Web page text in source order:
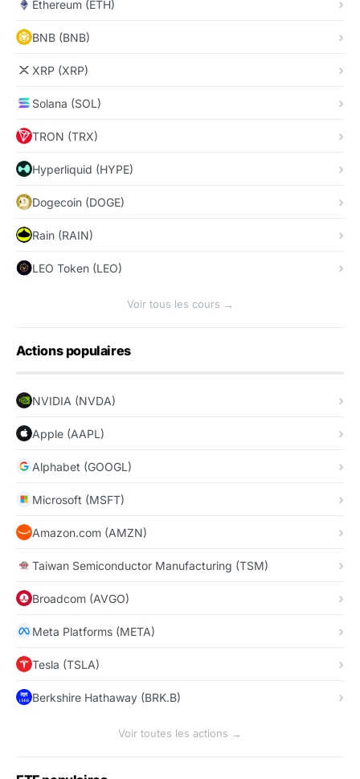
Ethereum (ETH)
BNB (BNB)
XRP (XRP)
Solana (SOL)
TRON (TRX)
Hyperliquid (HYPE)
Dogecoin (DOGE)
Rain (RAIN)
LEO Token (LEO)
Voir tous les cours →
Actions populaires
NVIDIA (NVDA)
Apple (AAPL)
Alphabet (GOOGL)
Microsoft (MSFT)
Amazon.com (AMZN)
Taiwan Semiconductor Manufacturing (TSM)
Broadcom (AVGO)
Meta Platforms (META)
Tesla (TSLA)
Berkshire Hathaway (BRK.B)
Voir toutes les actions →